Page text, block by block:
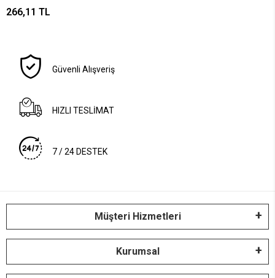
266,11 TL
Güvenli Alışveriş
HIZLI TESLİMAT
7 / 24 DESTEK
Müşteri Hizmetleri
Kurumsal